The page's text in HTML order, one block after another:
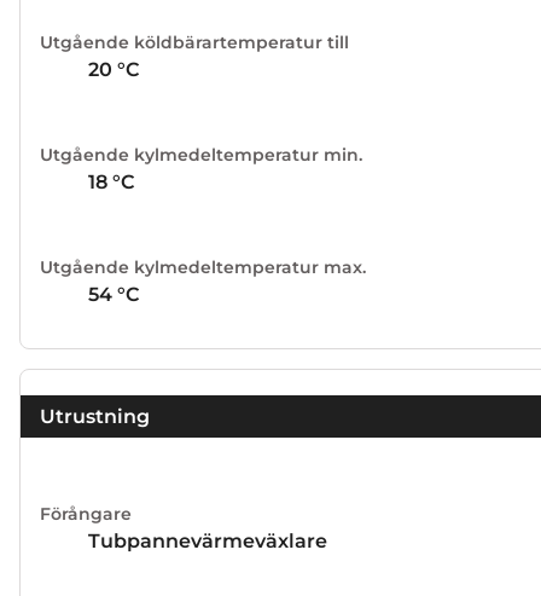
Utgående köldbärartemperatur till
20 °C
Utgående kylmedeltemperatur min.
18 °C
Utgående kylmedeltemperatur max.
54 °C
Utrustning
Förångare
Tubpannevärmeväxlare